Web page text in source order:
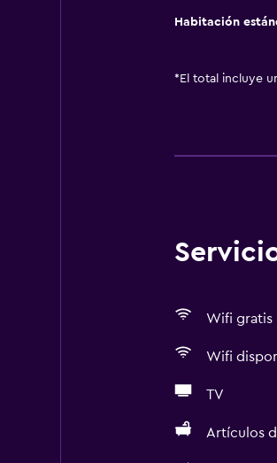
Habitación
* El total incluye
Wifi gratis
Wifi
TV
Artículos